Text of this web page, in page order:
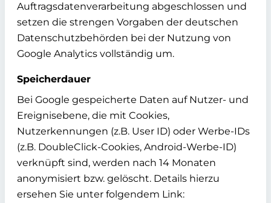
Auftragsdatenverarbeitung abgeschlossen und
setzen die strengen Vorgaben der deutschen
Datenschutzbehörden bei der Nutzung von
Google Analytics vollständig um.
Speicherdauer
Bei Google gespeicherte Daten auf Nutzer- und
Ereignisebene, die mit Cookies,
Nutzerkennungen (z.B. User ID) oder Werbe-IDs
(z.B. DoubleClick-Cookies, Android-Werbe-ID)
verknüpft sind, werden nach 14 Monaten
anonymisiert bzw. gelöscht. Details hierzu
ersehen Sie unter folgendem Link: